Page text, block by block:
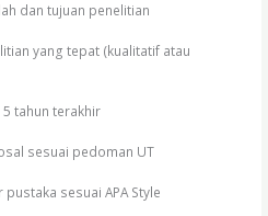
dan tujuan penelitian
yang tepat (kualitatif atau
tahun terakhir
sesuai pedoman UT
sesuai APA Style